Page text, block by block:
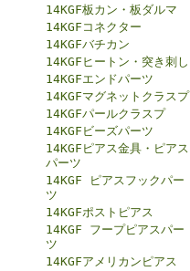
14KGF板カン・板ダルマ
14KGFコネクター
14KGFバチカン
14KGFヒートン・突き刺し
14KGFエンドパーツ
14KGFマグネットクラスプ
14KGFパールクラスプ
14KGFビーズパーツ
14KGFピアス金具・ピアス
パーツ
14KGF ピアスフックパー
ツ
14KGFポストピアス
14KGF フープピアスパー
ツ
14KGFアメリカンピアス